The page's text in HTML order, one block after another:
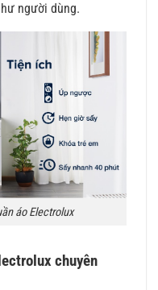
người dùng.
áo Electrolux
chuyên